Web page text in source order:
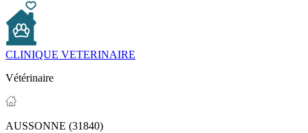
CLINIQUE VETERINAIRE
Vétérinaire
AUSSONNE (31840)